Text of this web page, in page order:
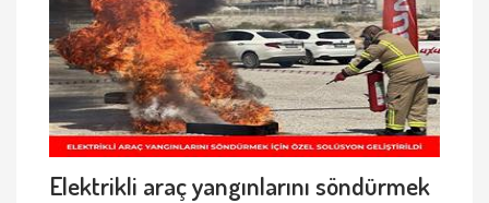
Elektrikli araç yangınlarını söndürmek